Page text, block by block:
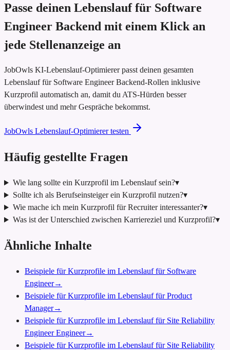
Passe deinen Lebenslauf für Software
Engineer Backend mit einem Klick an
jede Stellenanzeige an
JobOwls KI-Lebenslauf-Optimierer passt deinen gesamten
Lebenslauf für Software Engineer Backend-Rollen inklusive
Kurzprofil automatisch an, damit du ATS-Hürden besser
überwindest und mehr Gespräche bekommst.
JobOwls Lebenslauf-Optimierer testen
Häufig gestellte Fragen
Wie lang sollte ein Kurzprofil im Lebenslauf sein?▾
Sollte ich als Berufseinsteiger ein Kurzprofil nutzen?▾
Wie mache ich mein Kurzprofil für Recruiter interessanter?▾
Was ist der Unterschied zwischen Karriereziel und Kurzprofil?▾
Ähnliche Inhalte
Beispiele für Kurzprofile im Lebenslauf für Software
Engineer→
Beispiele für Kurzprofile im Lebenslauf für Product
Manager→
Beispiele für Kurzprofile im Lebenslauf für Site Reliability
Engineer Engineer→
Beispiele für Kurzprofile im Lebenslauf für Site Reliability